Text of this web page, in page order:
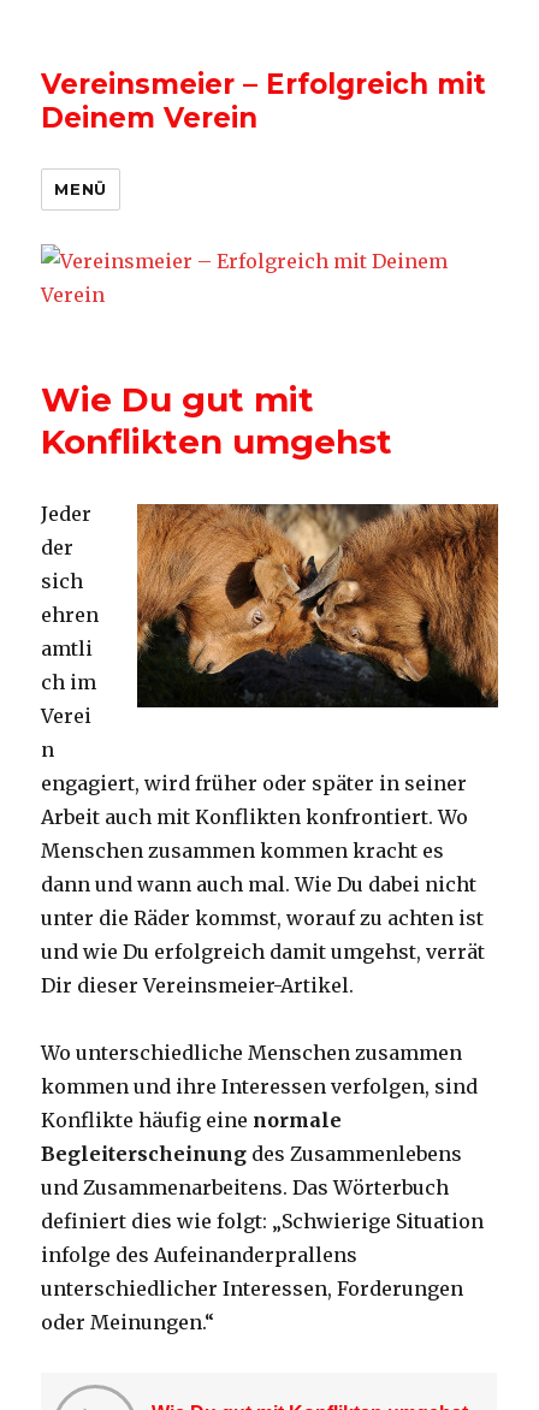
Vereinsmeier – Erfolgreich mit
Deinem Verein
MENÜ
Wie Du gut mit
Konflikten umgehst
Jeder
der
sich
ehren
amtli
ch im
Verei
n
engagiert, wird früher oder später in seiner
Arbeit auch mit Konflikten konfrontiert. Wo
Menschen zusammen kommen kracht es
dann und wann auch mal. Wie Du dabei nicht
unter die Räder kommst, worauf zu achten ist
und wie Du erfolgreich damit umgehst, verrät
Dir dieser Vereinsmeier-Artikel.
Wo unterschiedliche Menschen zusammen
kommen und ihre Interessen verfolgen, sind
Konflikte häufig eine normale
Begleiterscheinung des Zusammenlebens
und Zusammenarbeitens. Das Wörterbuch
definiert dies wie folgt: „Schwierige Situation
infolge des Aufeinanderprallens
unterschiedlicher Interessen, Forderungen
oder Meinungen.“